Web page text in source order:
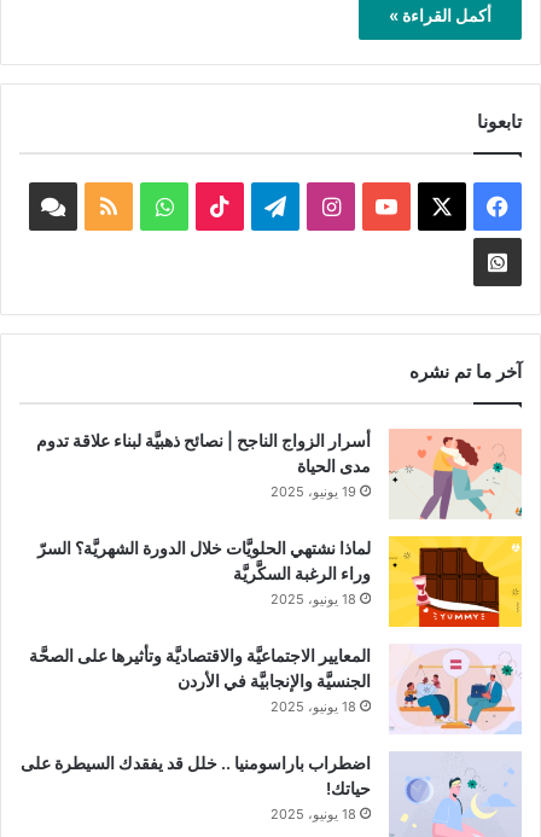
أكمل القراءة »
تابعونا
فيسبوك ‫YouTubeانستقرامتيلقرام ‫TikTokواتسابملخص
Whatsapp
Channel
آخر ما تم نشره
أسرار الزواج الناجح | نصائح ذهبيَّة لبناء علاقة تدوم
مدى الحياة
19 يونيو، 2025
لماذا نشتهي الحلويَّات خلال الدورة الشهريَّة؟ السرّ
وراء الرغبة السكَّريَّة
18 يونيو، 2025
المعايير الاجتماعيَّة والاقتصاديَّة وتأثيرها على الصحَّة
الجنسيَّة والإنجابيَّة في الأردن
18 يونيو، 2025
اضطراب باراسومنيا .. خلل قد يفقدك السيطرة على
حياتك!
18 يونيو، 2025